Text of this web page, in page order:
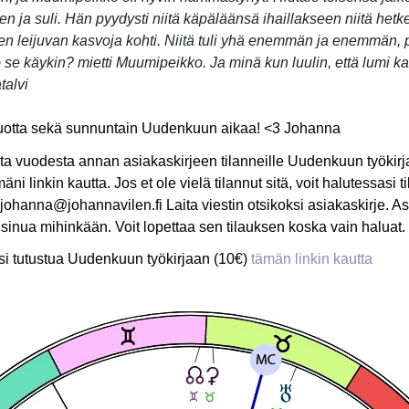
ja suli. Hän pyydysti niitä käpäläänsä ihaillakseen niitä
leijuvan kasvoja kohti. Niitä tuli yhä enemmän ja enemmän,
käykin? mietti Muumipeikko. Ja minä kun luulin, että lumi
sekä sunnuntain Uudenkuun aikaa! <3 Johanna
vuodesta annan asiakaskirjeen tilanneille Uudenkuun
linkin kautta. Jos et ole vielä tilannut sitä, voit halutessasi
Laita viestin otsikoksi asiakaskirje.
mihinkään. Voit lopettaa sen tilauksen koska vain haluat.
tutustua Uudenkuun työkirjaan (10€) tämän linkin kautta